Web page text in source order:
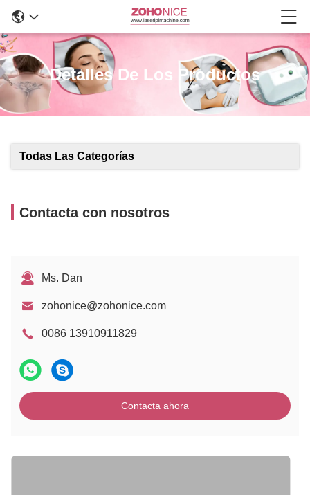
Detalles De Los Productos
Todas Las Categorías
Contacta con nosotros
Ms. Dan
zohonice@zohonice.com
0086 13910911829
Contacta ahora